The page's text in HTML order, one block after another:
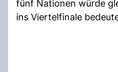
fünf Nationen würde
ins Viertelfinale